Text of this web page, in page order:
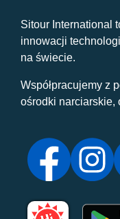
Sitour International
innowacji
na świecie.
Współpracujemy z
ośrodki narciarskie,